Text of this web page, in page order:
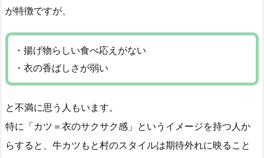
が特徴ですが、
・揚げ物らしい食べ応えがない
・衣の香ばしさが弱い
と不満に思う人もいます。
特に「カツ＝衣のサクサク感」というイメージを持つ人か
らすると、牛カツもと村のスタイルは期待外れに映ること